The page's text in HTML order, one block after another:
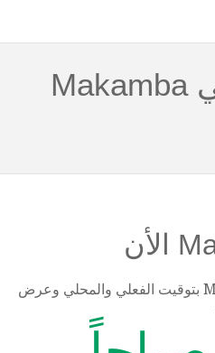
الوقت الان في Makamba
كم الساعة الان في Makamba بتوقيت الفعلي والمحلي وعرض